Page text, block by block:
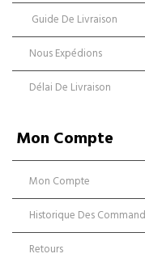
Guide De Livraison
Nous Expédions
Délai De Livraison
Mon Compte
Mon Compte
Historique Des
Retours